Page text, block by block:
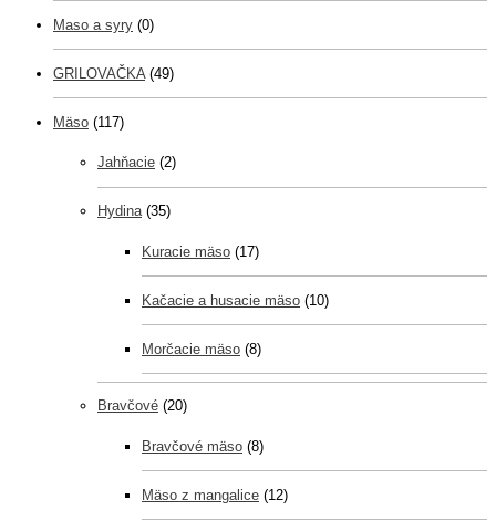
Maso a syry (0)
GRILOVAČKA (49)
Mäso (117)
Jahňacie (2)
Hydina (35)
Kuracie mäso (17)
Kačacie a husacie mäso (10)
Morčacie mäso (8)
Bravčové (20)
Bravčové mäso (8)
Mäso z mangalice (12)